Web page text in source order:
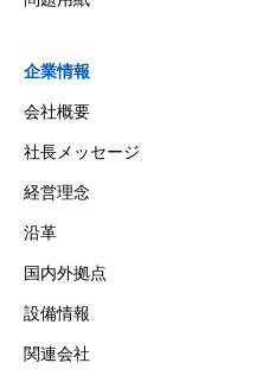
企業情報
会社概要
社長メッセージ
経営理念
沿革
国内外拠点
設備情報
関連会社